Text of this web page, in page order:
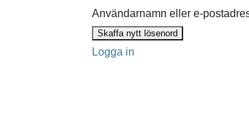
Användarnamn eller
Logga in